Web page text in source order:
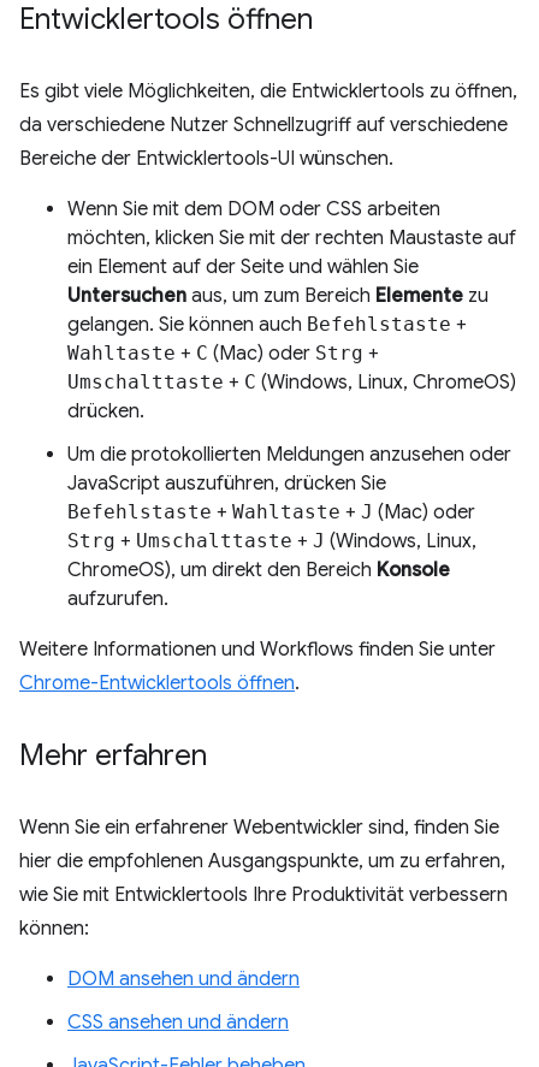
Entwicklertools öffnen
Es gibt viele Möglichkeiten, die Entwicklertools zu öffnen,
da verschiedene Nutzer Schnellzugriff auf verschiedene
Bereiche der Entwicklertools-UI wünschen.
Wenn Sie mit dem DOM oder CSS arbeiten
möchten, klicken Sie mit der rechten Maustaste auf
ein Element auf der Seite und wählen Sie
Untersuchen aus, um zum Bereich Elemente zu
gelangen. Sie können auch Befehlstaste +
Wahltaste + C (Mac) oder Strg +
Umschalttaste + C (Windows, Linux, ChromeOS)
drücken.
Um die protokollierten Meldungen anzusehen oder
JavaScript auszuführen, drücken Sie
Befehlstaste + Wahltaste + J (Mac) oder
Strg + Umschalttaste + J (Windows, Linux,
ChromeOS), um direkt den Bereich Konsole
aufzurufen.
Weitere Informationen und Workflows finden Sie unter
Chrome-Entwicklertools öffnen.
Mehr erfahren
Wenn Sie ein erfahrener Webentwickler sind, finden Sie
hier die empfohlenen Ausgangspunkte, um zu erfahren,
wie Sie mit Entwicklertools Ihre Produktivität verbessern
können:
DOM ansehen und ändern
CSS ansehen und ändern